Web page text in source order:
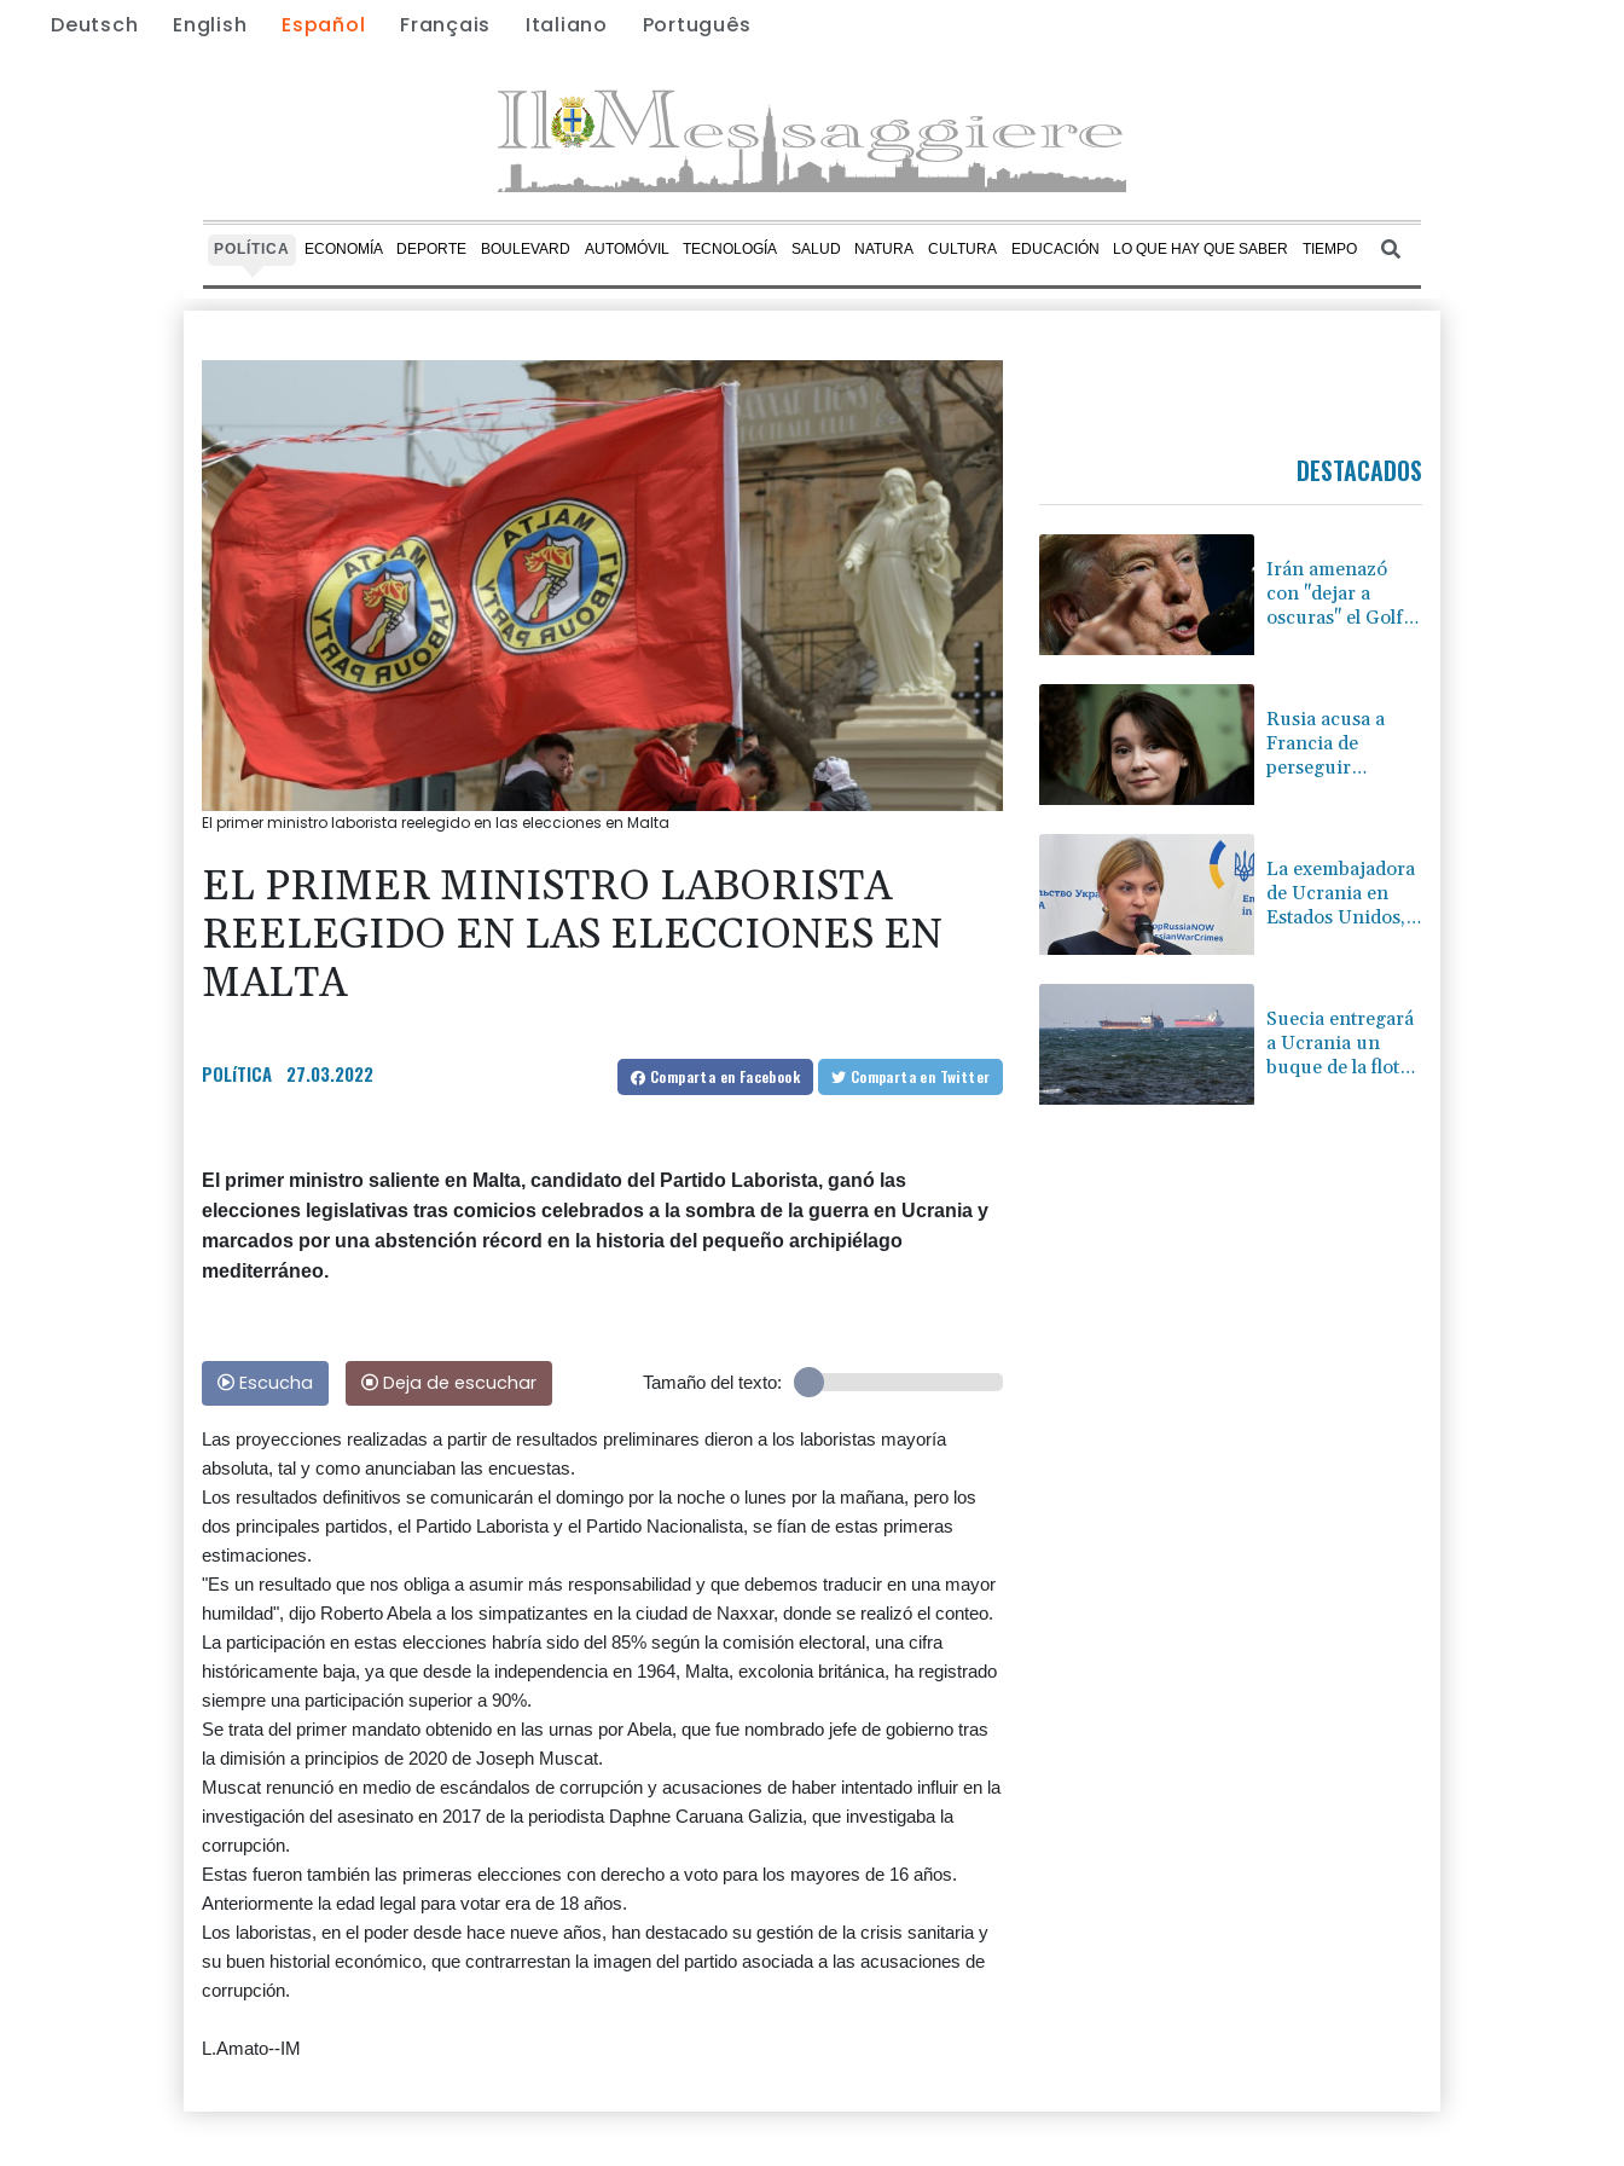
Deutsch English Español Français Italiano Português
POLÍTICA ECONOMÍA DEPORTE BOULEVARD AUTOMÓVIL TECNOLOGÍA SALUD NATURA CULTURA EDUCACIÓN LO QUE HAY QUE SABER TIEMPO
El primer ministro laborista reelegido en las elecciones en Malta
EL PRIMER MINISTRO LABORISTA
REELEGIDO EN LAS ELECCIONES EN
MALTA
POLíTICA 27.03.2022 Comparta en Facebook Comparta en Twitter
El primer ministro saliente en Malta, candidato del Partido Laborista, ganó las
elecciones legislativas tras comicios celebrados a la sombra de la guerra en Ucrania y
marcados por una abstención récord en la historia del pequeño archipiélago
mediterráneo.
Escucha Deja de escuchar Tamaño del texto:
Las proyecciones realizadas a partir de resultados preliminares dieron a los laboristas mayoría
absoluta, tal y como anunciaban las encuestas.
Los resultados definitivos se comunicarán el domingo por la noche o lunes por la mañana, pero los
dos principales partidos, el Partido Laborista y el Partido Nacionalista, se fían de estas primeras
estimaciones.
"Es un resultado que nos obliga a asumir más responsabilidad y que debemos traducir en una mayor
humildad", dijo Roberto Abela a los simpatizantes en la ciudad de Naxxar, donde se realizó el conteo.
La participación en estas elecciones habría sido del 85% según la comisión electoral, una cifra
históricamente baja, ya que desde la independencia en 1964, Malta, excolonia británica, ha registrado
siempre una participación superior a 90%.
Se trata del primer mandato obtenido en las urnas por Abela, que fue nombrado jefe de gobierno tras
la dimisión a principios de 2020 de Joseph Muscat.
Muscat renunció en medio de escándalos de corrupción y acusaciones de haber intentado influir en la
investigación del asesinato en 2017 de la periodista Daphne Caruana Galizia, que investigaba la
corrupción.
Estas fueron también las primeras elecciones con derecho a voto para los mayores de 16 años.
Anteriormente la edad legal para votar era de 18 años.
Los laboristas, en el poder desde hace nueve años, han destacado su gestión de la crisis sanitaria y
su buen historial económico, que contrarrestan la imagen del partido asociada a las acusaciones de
corrupción.
L.Amato--IM
DESTACADOS
Irán amenazó
con "dejar a
oscuras" el Golfo
Rusia acusa a
Francia de
perseguir
La exembajadora
de Ucrania en
Estados Unidos,
Suecia entregará
a Ucrania un
buque de la flota